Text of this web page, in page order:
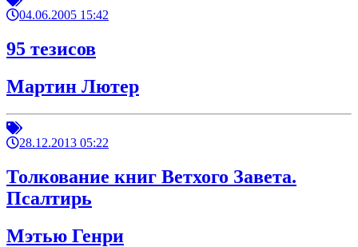
04.06.2005 15:42
95 тезисов
Мартин Лютер
28.12.2013 05:22
Толкование книг Ветхого Завета.
Псалтирь
Мэтью Генри